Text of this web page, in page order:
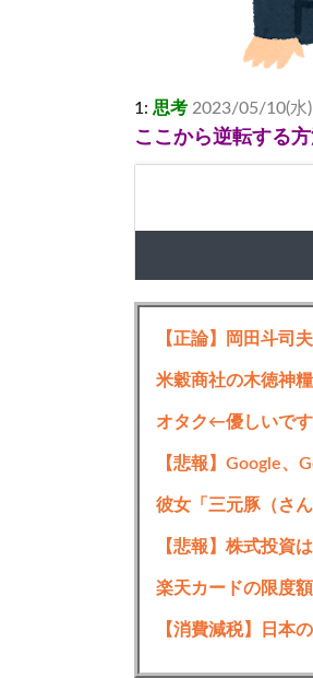
1: 思考 2023/05/10(水
ここから逆転する
米穀商社の木徳神
オタク←優しいで
【悲報】Google、
彼女「三元豚（さ
【悲報】株式投資
楽天カードの限度
【消費減税】日本